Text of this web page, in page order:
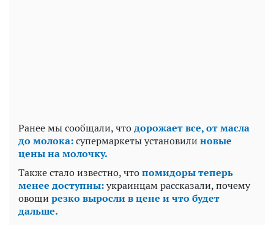
Ранее мы сообщали, чтодорожает все, от масла
до молока:супермаркеты установили новые
цены на молочку.
Также стало известно, чтопомидоры теперь
менее доступны:украинцам рассказали, почему
овощи резко выросли в цене и что будет
дальше.